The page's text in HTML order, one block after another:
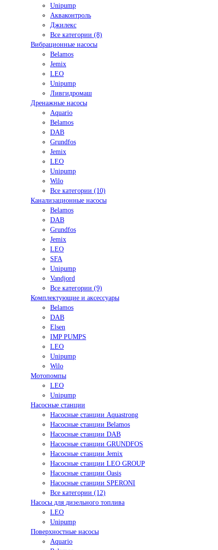
Unipump
Акваконтроль
Джилекс
Все категории (8)
Вибрационные насосы
Belamos
Jemix
LEO
Unipump
Ливгидромаш
Дренажные насосы
Aquario
Belamos
DAB
Grundfos
Jemix
LEO
Unipump
Wilo
Все категории (10)
Канализационные насосы
Belamos
DAB
Grundfos
Jemix
LEO
SFA
Unipump
Vandjord
Все категории (9)
Комплектующие и аксессуары
Belamos
DAB
Elsen
IMP PUMPS
LEO
Unipump
Wilo
Мотопомпы
LEO
Unipump
Насосные станции
Насосные станции Aquastrong
Насосные станции Belamos
Насосные станции DAB
Насосные станции GRUNDFOS
Насосные станции Jemix
Насосные станции LEO GROUP
Насосные станции Oasis
Насосные станции SPERONI
Все категории (12)
Насосы для дизельного топлива
LEO
Unipump
Поверхностные насосы
Aquario